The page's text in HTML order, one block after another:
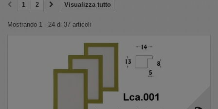
Visualizza tutto
1 2
Mostrando 1 - 24 di 37 articoli